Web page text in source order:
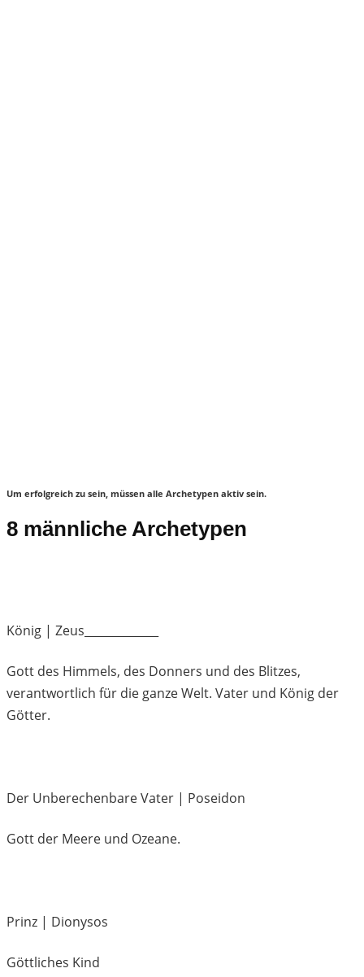
Um erfolgreich zu sein, müssen alle Archetypen aktiv sein.
8 männliche Archetypen
König | Zeus_____________
Gott des Himmels, des Donners und des Blitzes,
verantwortlich für die ganze Welt. Vater und König der
Götter.
Der Unberechenbare Vater | Poseidon
Gott der Meere und Ozeane.
Prinz | Dionysos
Göttliches Kind